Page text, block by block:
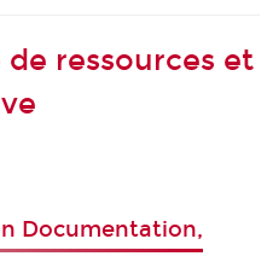
de ressources et
Documentation,